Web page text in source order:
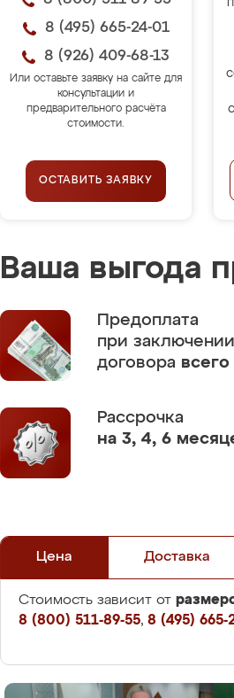
8 (495) 665-24-01
8 (926) 409-68-13
Или оставьте заявку на сайте для
консультации и
предварительного расчёта
стоимости.
ОСТАВИТЬ ЗАЯВКУ
Ваша выгода
Предоплата
при заключении
договора
Рассрочка
на 3, 4, 6
Цена Доставка
Стоимость зависит от
8 (800) 511-89-55, 8 (495) 665-